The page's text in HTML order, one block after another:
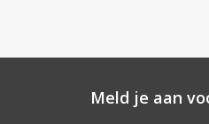
Meld je aan